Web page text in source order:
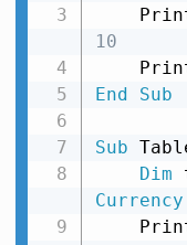
10
End
Sub
Sub
Dim
Currency